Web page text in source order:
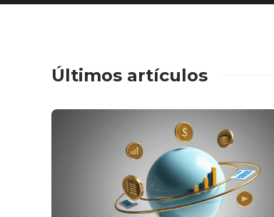
Últimos artículos